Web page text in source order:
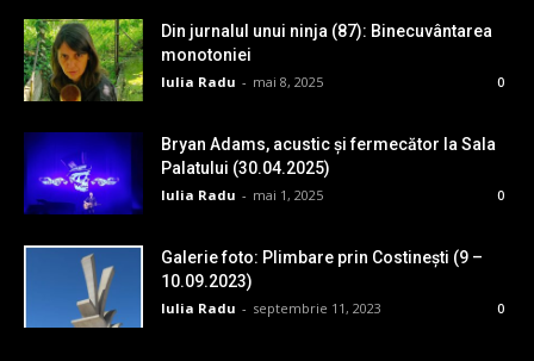
Din jurnalul unui ninja (87): Binecuvântarea
monotoniei
Iulia Radu - mai 8, 2025 0
Bryan Adams, acustic și fermecător la Sala
Palatului (30.04.2025)
Iulia Radu - mai 1, 2025 0
Galerie foto: Plimbare prin Costinești (9 –
10.09.2023)
Iulia Radu - septembrie 11, 2023 0